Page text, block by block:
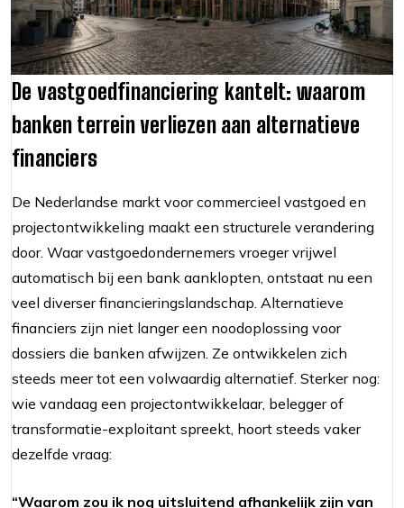
De vastgoedfinanciering kantelt: waarom
banken terrein verliezen aan alternatieve
financiers
De Nederlandse markt voor commercieel vastgoed en
projectontwikkeling maakt een structurele verandering
door. Waar vastgoedondernemers vroeger vrijwel
automatisch bij een bank aanklopten, ontstaat nu een
veel diverser financieringslandschap. Alternatieve
financiers zijn niet langer een noodoplossing voor
dossiers die banken afwijzen. Ze ontwikkelen zich
steeds meer tot een volwaardig alternatief. Sterker nog:
wie vandaag een projectontwikkelaar, belegger of
transformatie-exploitant spreekt, hoort steeds vaker
dezelfde vraag:
“Waarom zou ik nog uitsluitend afhankelijk zijn van